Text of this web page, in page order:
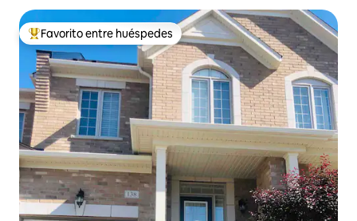
De los mejores en Favorito entre huéspedes
Favorito entre huéspedes